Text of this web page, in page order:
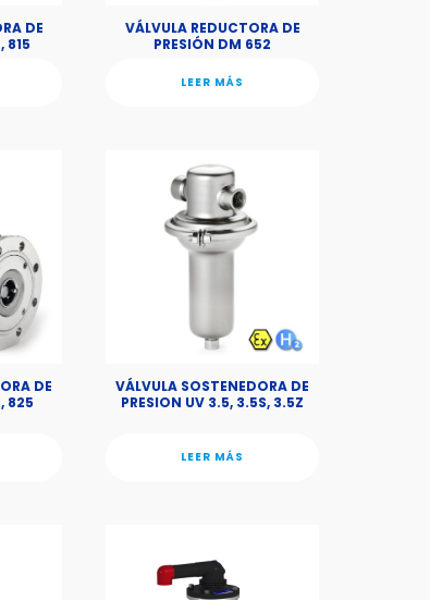
DE
815
VÁLVULA REDUCTORA DE
PRESIÓN DM 652
LEER MÁS
DE
825
VÁLVULA SOSTENEDORA DE
PRESION UV 3.5, 3.5S, 3.5Z
LEER MÁS